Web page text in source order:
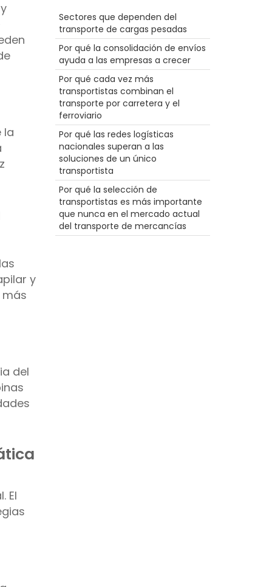
la
y
del
El
Seguridad
trabajos de conductor de camiones
Gran equipo
Cámara
Intermodal
Contenedor
Comercio electrónico
Tiempo
Conducción escénica de camiones
las mujeres en el transporte por
Ferrocarril
Conductor
NTDAW
Productividad
NTDAW
Alimentos
Sectores que dependen del
transporte de cargas pesadas
Por qué la consolidación de envíos
ayuda a las empresas a crecer
Por qué cada vez más
transportistas combinan el
transporte por carretera y el
ferroviario
Por qué las redes logísticas
nacionales superan a las
soluciones de un único
transportista
Por qué la selección de
transportistas es más importante
que nunca en el mercado actual
del transporte de mercancías